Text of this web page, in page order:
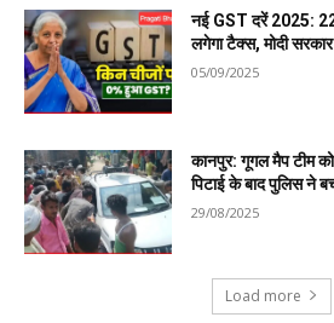
नई GST दरें 2025: 22
लगेगा टैक्स, मोदी
05/09/2025
कानपुर: गूगल मैप टीम
पिटाई के बाद पुलिस ने
29/08/2025
Load more